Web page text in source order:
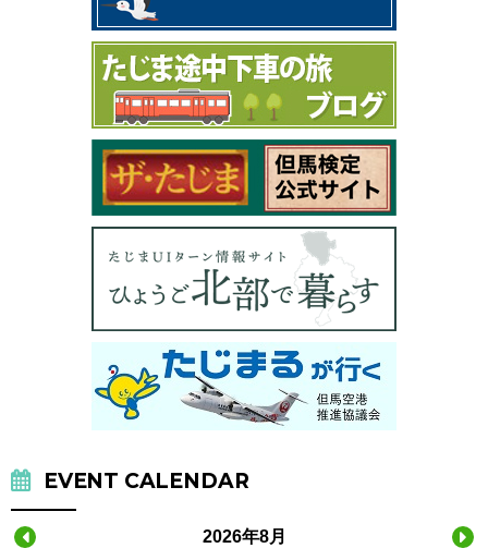
EVENT CALENDAR
2026年8月